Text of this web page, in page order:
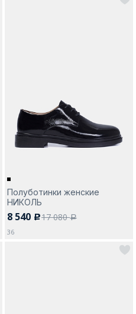
Полуботинки женские
НИКОЛЬ
8 540 c17 080a
36